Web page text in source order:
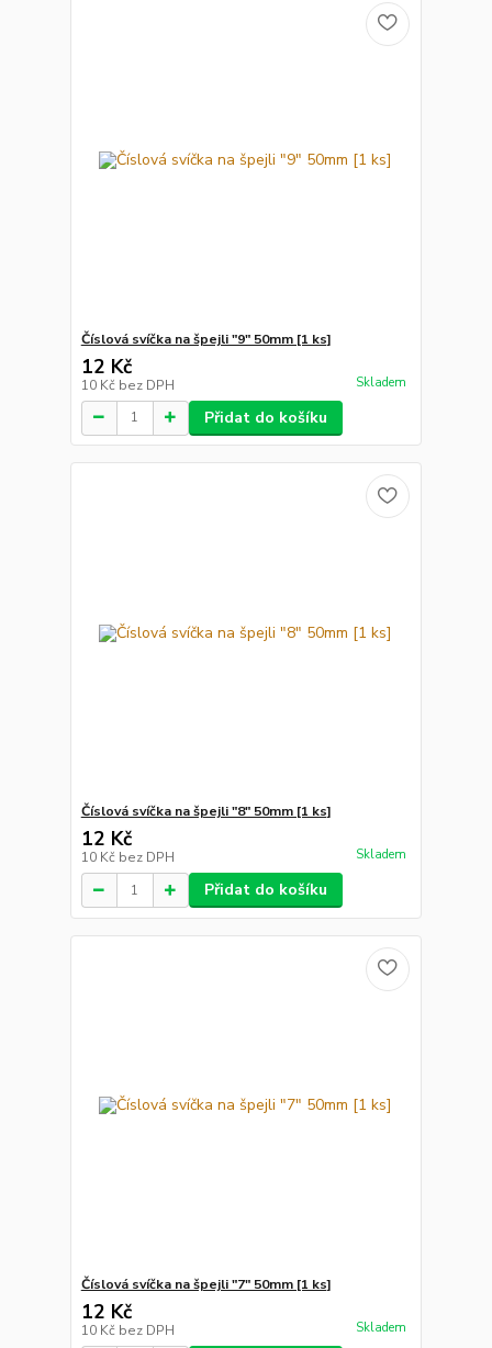
Číslová svíčka na špejli "9" 50mm [1 ks]
12 Kč
10 Kč bez DPH Skladem
Přidat do košíku
Číslová svíčka na špejli "8" 50mm [1 ks]
12 Kč
10 Kč bez DPH Skladem
Přidat do košíku
Číslová svíčka na špejli "7" 50mm [1 ks]
12 Kč
10 Kč bez DPH Skladem